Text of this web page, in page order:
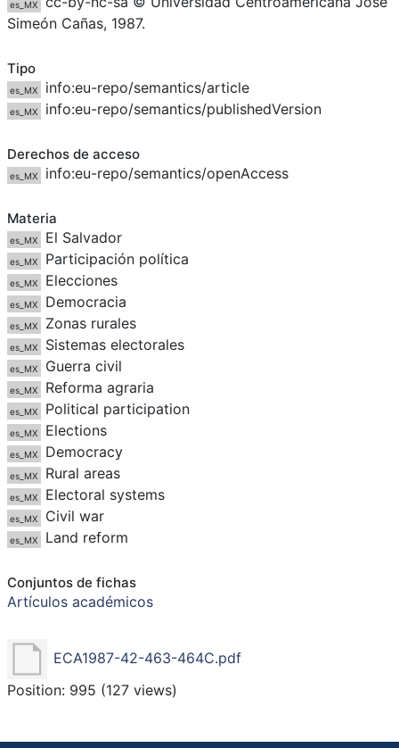
es_MX
Simeón Cañas, 1987.
Tipo
es_MX info:eu-repo/semantics/article
es_MX info:eu-repo/semantics/publishedVersion
Derechos de acceso
es_MX info:eu-repo/semantics/openAccess
Materia
es_MX El Salvador
es_MX Participación política
es_MX Elecciones
es_MX Democracia
es_MX Zonas rurales
es_MX Sistemas electorales
es_MX Guerra civil
es_MX Reforma agraria
es_MX Political participation
es_MX Elections
es_MX Democracy
es_MX Rural areas
es_MX Electoral systems
es_MX Civil war
es_MX Land reform
Conjuntos de fichas
Artículos académicos
ECA1987-42-463-464C.pdf
Position: 995 (127views)